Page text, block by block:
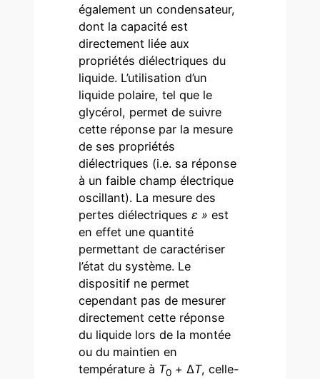
également un condensateur,
dont la capacité est
directement liée aux
propriétés diélectriques du
liquide. L’utilisation d’un
liquide polaire, tel que le
glycérol, permet de suivre
cette réponse par la mesure
de ses propriétés
diélectriques (i.e. sa réponse
à un faible champ électrique
oscillant). La mesure des
pertes diélectriquesε » est
en effet une quantité
permettant de caractériser
l’état du système. Le
dispositif ne permet
cependant pas de mesurer
directement cette réponse
du liquide lors de la montée
ou du maintien en
température à T0 + ΔT, celle-